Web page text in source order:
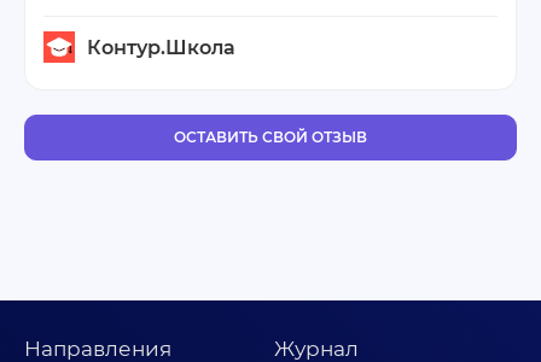
Контур.Школа
ОСТАВИТЬ СВОЙ ОТЗЫВ
Направления Журнал